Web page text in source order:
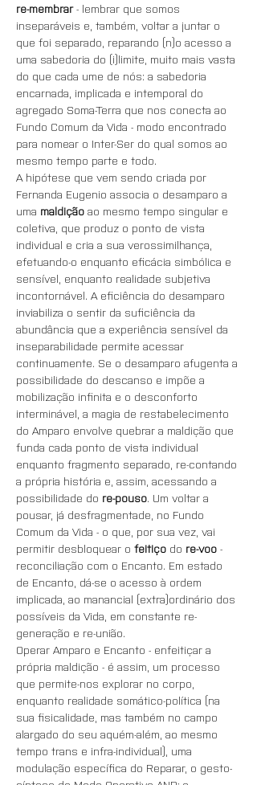
re-membrar - lembrar que somos
inseparáveis e, também, voltar a juntar o
que foi separado, reparando (n)o acesso a
uma sabedoria do (i)limite, muito mais vasta
do que cada ume de nós: a sabedoria
encarnada, implicada e intemporal do
agregado Soma-Terra que nos conecta ao
Fundo Comum da Vida - modo encontrado
para nomear o Inter-Ser do qual somos ao
mesmo tempo parte e todo.
A hipótese que vem sendo criada por
Fernanda Eugenio associa o desamparo a
uma maldição ao mesmo tempo singular e
coletiva, que produz o ponto de vista
individual e cria a sua verossimilhança,
efetuando-o enquanto eficácia simbólica e
sensível, enquanto realidade subjetiva
incontornável. A eficiência do desamparo
inviabiliza o sentir da suficiência da
abundância que a experiência sensível da
inseparabilidade permite acessar
continuamente. Se o desamparo afugenta a
possibilidade do descanso e impõe a
mobilização infinita e o desconforto
interminável, a magia de restabelecimento
do Amparo envolve quebrar a maldição que
funda cada ponto de vista individual
enquanto fragmento separado, re-contando
a própria história e, assim, acessando a
possibilidade do re-pouso. Um voltar a
pousar, já desfragmentade, no Fundo
Comum da Vida - o que, por sua vez, vai
permitir desbloquear o feitiço do re-voo -
reconciliação com o Encanto. Em estado
de Encanto, dá-se o acesso à ordem
implicada, ao manancial (extra)ordinário dos
possíveis da Vida, em constante re-
generação e re-união.
Operar Amparo e Encanto - enfeitiçar a
própria maldição - é assim, um processo
que permite-nos explorar no corpo,
enquanto realidade somático-política (na
sua fisicalidade, mas também no campo
alargado do seu aquém-além, ao mesmo
tempo trans e infra-individual), uma
modulação específica do Reparar, o gesto-